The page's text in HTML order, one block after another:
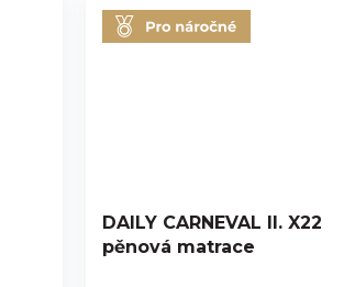
DAILY CARNEVAL II. X22
pěnová matrace